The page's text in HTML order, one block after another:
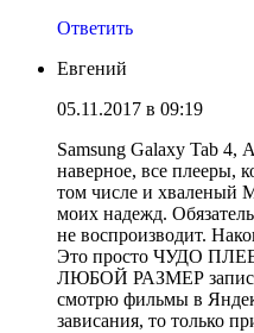
Ответить
Евгений
05.11.2017 в 09:19
Samsung Galaxy Tab 4,
наверное, все плееры,
том числе и хваленый
моих надежд.
не воспроизводит.
Это просто ЧУДО
ЛЮБОЙ РАЗМЕР
смотрю фильмы в
зависания, то только